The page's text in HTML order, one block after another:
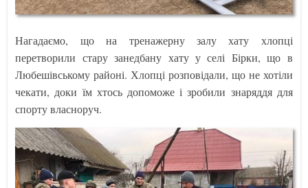
Нагадаємо, що на тренажерну залу хату хлопці
перетворили стару занедбану хату у селі Бірки, що в
Любешівському районі. Хлопці розповідали, що не хотіли
чекати, доки їм хтось допоможе і зробили знаряддя для
спорту власноруч.